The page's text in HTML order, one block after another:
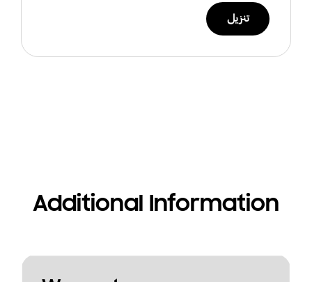
تنزيل
Additional Information